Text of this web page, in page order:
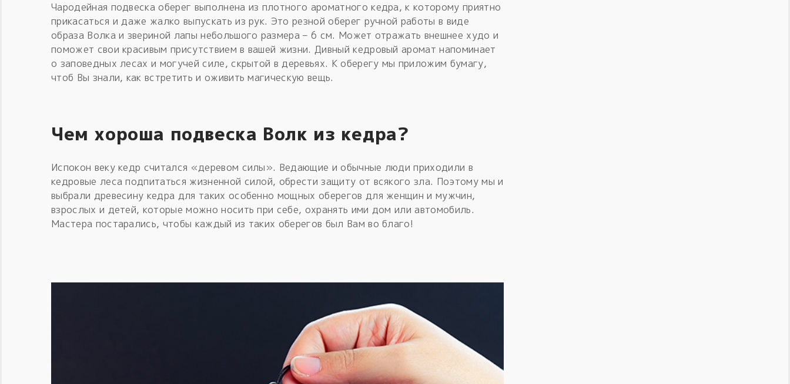
Чародейная подвеска оберег выполнена из плотного ароматного кедра, к которому приятно
прикасаться и даже жалко выпускать из рук. Это резной оберег ручной работы в виде
образа Волка и звериной лапы небольшого размера – 6 см. Может отражать внешнее худо и
поможет свои красивым присутствием в вашей жизни. Дивный кедровый аромат напоминает
о заповедных лесах и могучей силе, скрытой в деревьях. К оберегу мы приложим бумагу,
чтоб Вы знали, как встретить и оживить магическую вещь.
Чем хороша подвеска Волк из кедра?
Испокон веку кедр считался «деревом силы». Ведающие и обычные люди приходили в
кедровые леса подпитаться жизненной силой, обрести защиту от всякого зла. Поэтому мы и
выбрали древесину кедра для таких особенно мощных оберегов для женщин и мужчин,
взрослых и детей, которые можно носить при себе, охранять ими дом или автомобиль.
Мастера постарались, чтобы каждый из таких оберегов был Вам во благо!